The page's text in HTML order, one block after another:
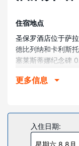
住宿地点
圣保罗酒店位于萨
德比列纳和卡利斯
塞莱斯蒂娜纪念碑
客房
的舒适。提供免费
供坐浴桶和吹风机
更多信息
入住日期:
星期六 8 8月